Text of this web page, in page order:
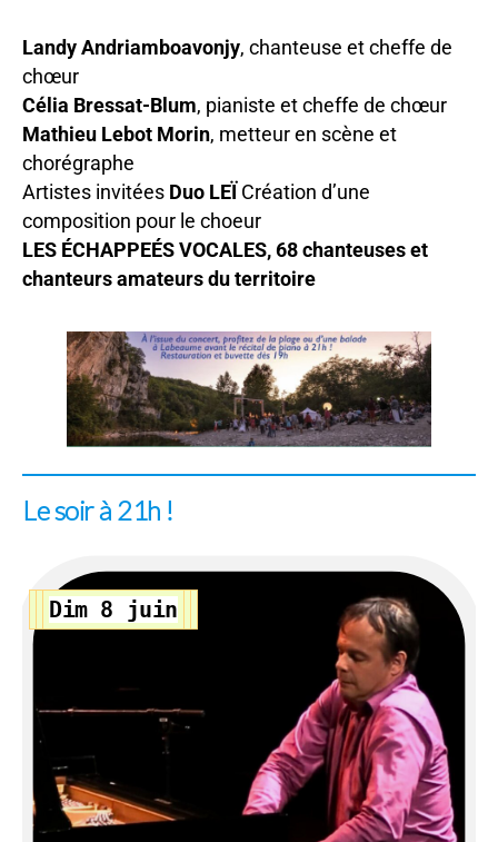
Landy Andriamboavonjy, chanteuse et cheffe de
chœur
Célia Bressat-Blum, pianiste et cheffe de chœur
Mathieu Lebot Morin, metteur en scène et
chorégraphe
Artistes invitées Duo LEÏCréation d’une
composition pour le choeur
LES ÉCHAPPEÉS VOCALES, 68 chanteuses et
chanteurs amateurs du territoire
Le soir à 21h !
Dim 8 juin